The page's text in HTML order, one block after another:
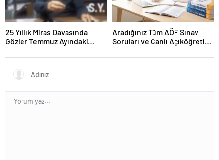
25 Yıllık Miras Davasında
Gözler Temmuz Ayındaki
Aradığınız Tüm AÖF Sınav
Soruları ve Canlı Açıköğretim